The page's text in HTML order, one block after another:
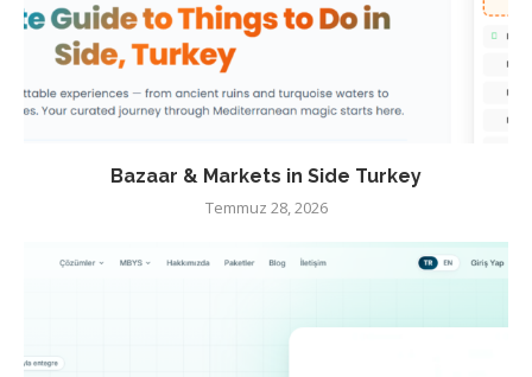
Bazaar & Markets in Side Turkey
Temmuz 28, 2026